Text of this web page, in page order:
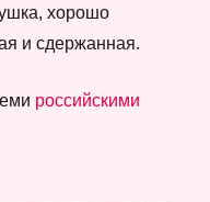
хорошо
и сдержанная.
российскими